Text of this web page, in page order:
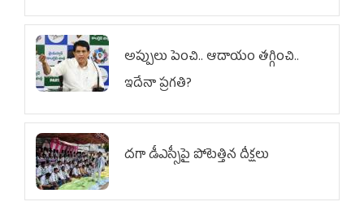
అప్పులు పెంచి.. ఆదాయం తగ్గించి..
ఇదేనా ప్రగతి?
దగా డీఎస్సీపై పోటెత్తిన దీక్షలు